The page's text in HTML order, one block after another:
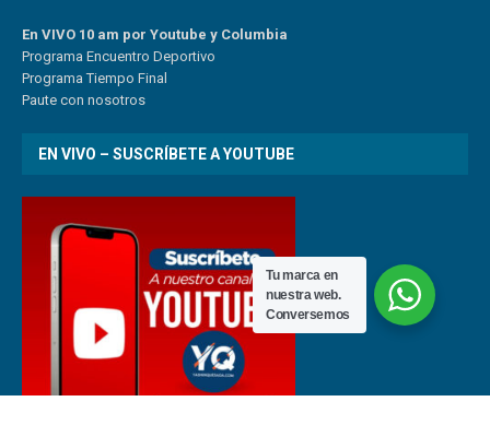
En VIVO 10 am por Youtube y Columbia
Programa Encuentro Deportivo
Programa Tiempo Final
Paute con nosotros
EN VIVO – SUSCRÍBETE A YOUTUBE
Tu marca en
nuestra web.
Conversemos